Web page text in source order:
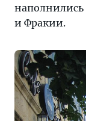
и Фракии.